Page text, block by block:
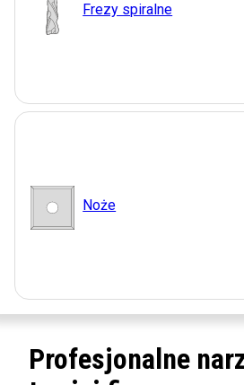
Frezy spiralne
Noże
Profesjonalne